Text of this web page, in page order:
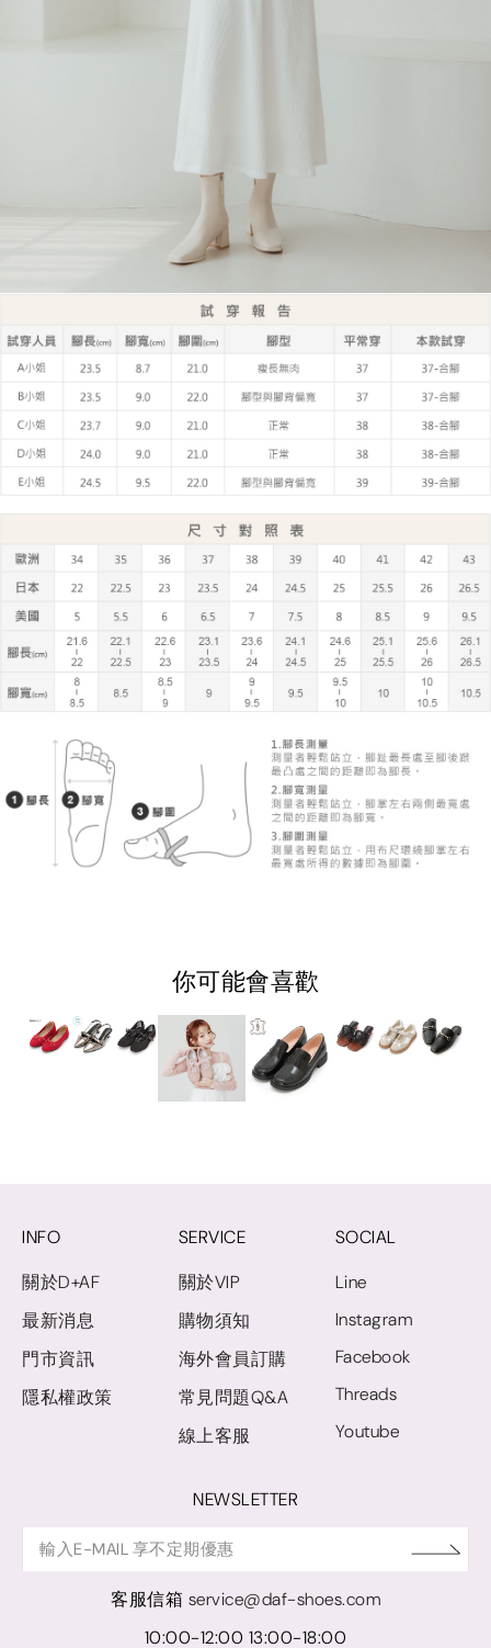
你可能會喜歡
INFO
關於D+AF
最新消息
門市資訊
隱私權政策
SERVICE
關於VIP
購物須知
海外會員訂購
常見問題Q&A
線上客服
SOCIAL
Line
Instagram
Facebook
Threads
Youtube
NEWSLETTER
客服信箱 service@daf-shoes.com
10:00-12:00 13:00-18:00